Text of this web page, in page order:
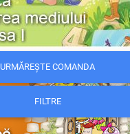
URMĂREȘTE COMANDA
FILTRE